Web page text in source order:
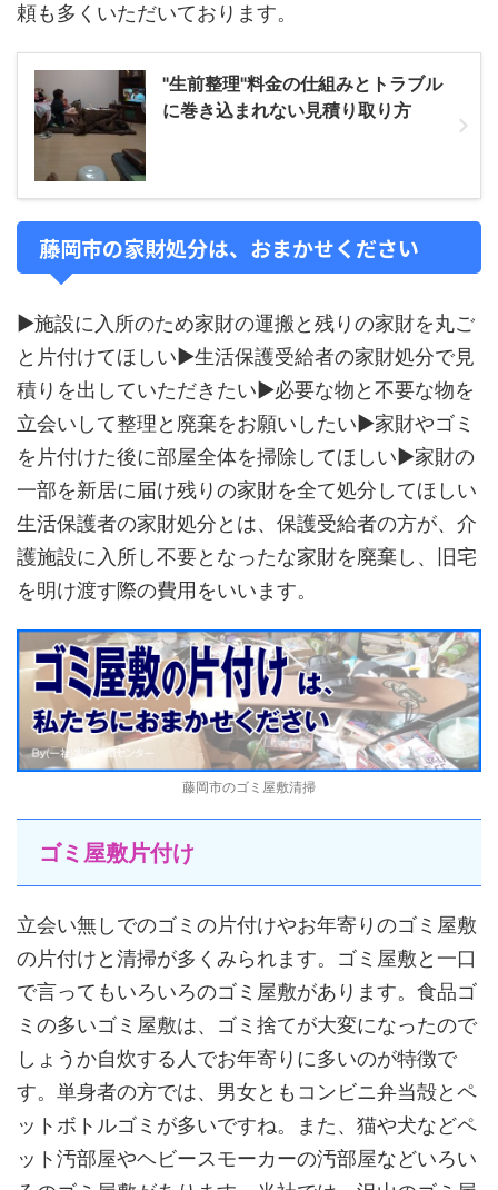
頼も多くいただいております。
"生前整理"料金の仕組みとトラブル
に巻き込まれない見積り取り方
藤岡市の家財処分は、おまかせください
▶施設に入所のため家財の運搬と残りの家財を丸ご
と片付けてほしい▶生活保護受給者の家財処分で見
積りを出していただきたい▶必要な物と不要な物を
立会いして整理と廃棄をお願いしたい▶家財やゴミ
を片付けた後に部屋全体を掃除してほしい▶家財の
一部を新居に届け残りの家財を全て処分してほしい
生活保護者の家財処分とは、保護受給者の方が、介
護施設に入所し不要となったな家財を廃棄し、旧宅
を明け渡す際の費用をいいます。
藤岡市のゴミ屋敷清掃
ゴミ屋敷片付け
立会い無しでのゴミの片付けやお年寄りのゴミ屋敷
の片付けと清掃が多くみられます。ゴミ屋敷と一口
で言ってもいろいろのゴミ屋敷があります。食品ゴ
ミの多いゴミ屋敷は、ゴミ捨てが大変になったので
しょうか自炊する人でお年寄りに多いのが特徴で
す。単身者の方では、男女ともコンビニ弁当殻とペ
ットボトルゴミが多いですね。また、猫や犬などペ
ット汚部屋やヘビースモーカーの汚部屋などいろい